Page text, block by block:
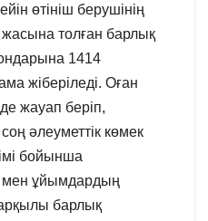
өтініш берушінің
толған барлық
1414
жіберіледі. Оған
жауап беріп,
әлеуметтік көмек
бойынша
мен ұйымдардың
барлық